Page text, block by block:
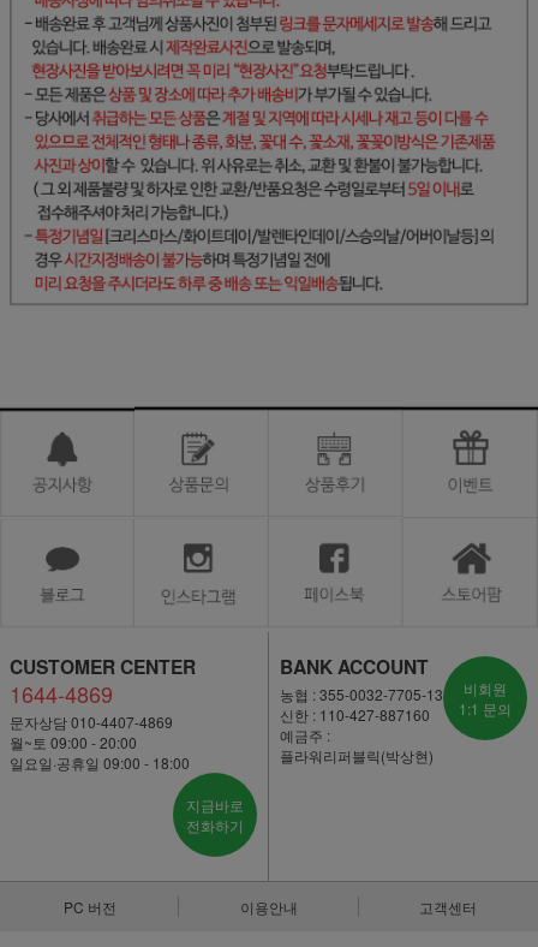
CUSTOMER CENTER
1644-4869
문자상담 010-4407-4869
월~토 09:00 - 20:00
일요일·공휴일 09:00 - 18:00
지금바로
전화하기
BANK ACCOUNT
농협 : 355-0032-7705-13
신한 : 110-427-887160
예금주 :
플라워리퍼블릭(박상현)
비회원
1:1 문의
PC 버전 이용안내 고객센터